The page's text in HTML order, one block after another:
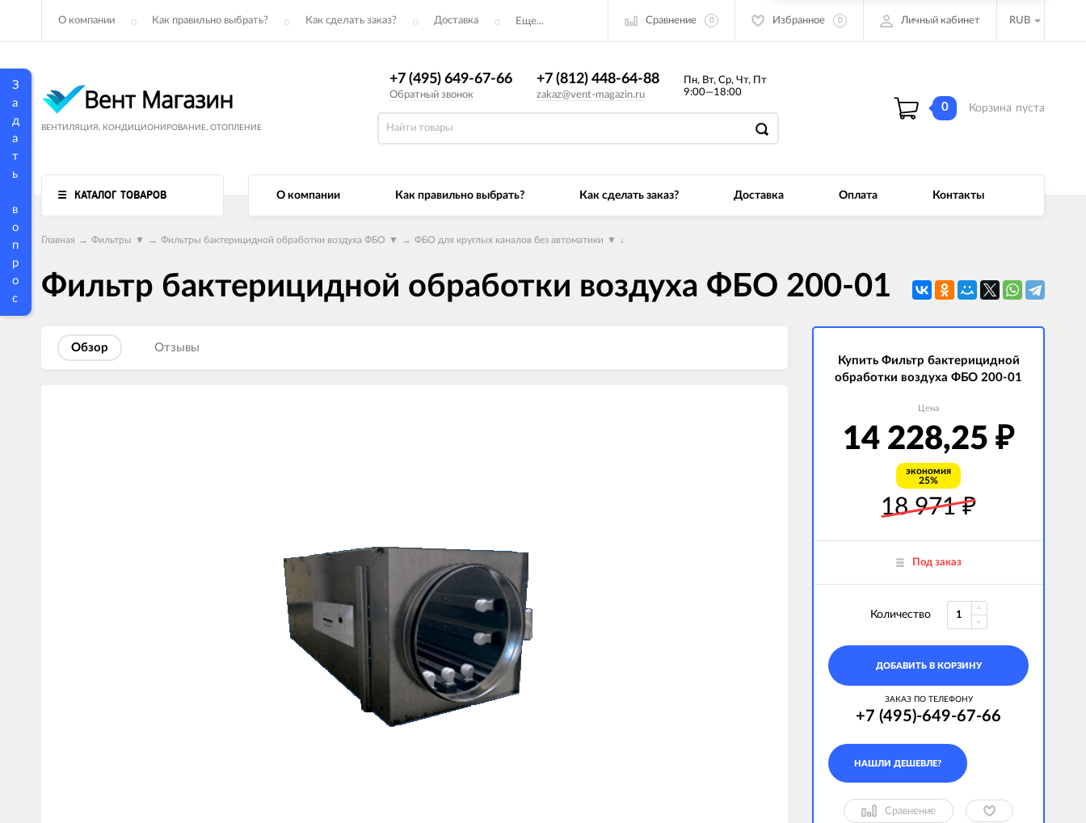
З
а
д
а
т
ь
в
о
п
р
о
с
О компании Как правильно выбрать? Как сделать заказ? Доставка Еще... Сравнение 0 Избранное 0 Личный кабинет RUB
ВЕНТИЛЯЦИЯ, КОНДИЦИОНИРОВАНИЕ, ОТОПЛЕНИЕ
+7 (495) 649-67-66
Обратный звонок
+7 (812) 448-64-88
zakaz@vent-magazin.ru
Пн, Вт, Ср, Чт, Пт
9:00—18:00
0 Корзина пуста
КАТАЛОГ ТОВАРОВ О компании Как правильно выбрать? Как сделать заказ? Доставка Оплата Контакты
Главная → Фильтры ▼ → Фильтры бактерицидной обработки воздуха ФБО ▼ → ФБО для круглых каналов без автоматики ▼ ↓
Фильтр бактерицидной обработки воздуха ФБО 200-01
Обзор Отзывы
Купить Фильтр бактерицидной
обработки воздуха ФБО 200-01
Цена
14 228,25 ₽
экономия
25%
18 971₽
Под заказ
Количество
ДОБАВИТЬ В КОРЗИНУ
ЗАКАЗ ПО ТЕЛЕФОНУ
+7 (495)-649-67-66
Сравнение